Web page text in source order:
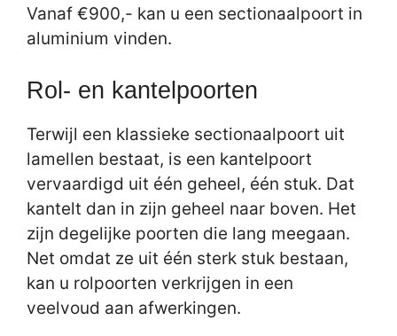
Vanaf €900,- kan u een sectionaalpoort in
aluminium vinden.
Rol- en kantelpoorten
Terwijl een klassieke sectionaalpoort uit
lamellen bestaat, is een kantelpoort
vervaardigd uit één geheel, één stuk. Dat
kantelt dan in zijn geheel naar boven. Het
zijn degelijke poorten die lang meegaan.
Net omdat ze uit één sterk stuk bestaan,
kan u rolpoorten verkrijgen in een
veelvoud aan afwerkingen.